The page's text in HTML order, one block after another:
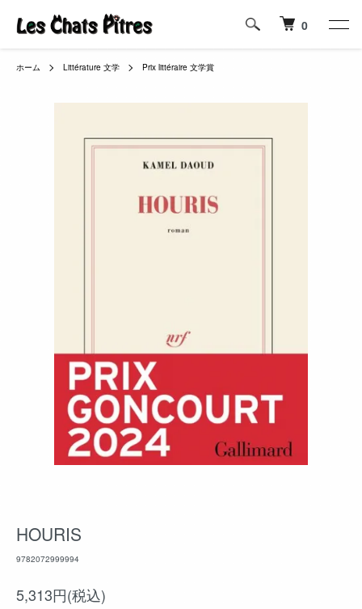
0
ホーム Littérature 文学 Prix littéraire 文学賞
HOURIS
9782072999994
5,313円(税込)